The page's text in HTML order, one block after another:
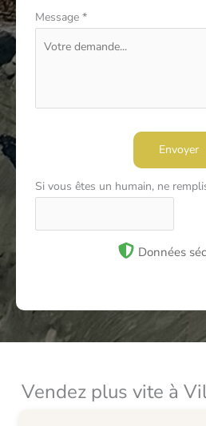
Message *
Envoyer
Si vous êtes un humain, ne
Données
Vendez plus vite à